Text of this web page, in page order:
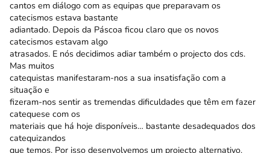
cantos em diálogo com as equipas que preparavam os
catecismos estava bastante
adiantado. Depois da Páscoa ficou claro que os novos
catecismos estavam algo
atrasados. E nós decidimos adiar também o projecto dos cds.
Mas muitos
catequistas manifestaram-nos a sua insatisfação com a
situação e
fizeram-nos sentir as tremendas dificuldades que têm em fazer
catequese com os
materiais que há hoje disponíveis… bastante desadequados dos
catequizandos
que temos. Por isso desenvolvemos um projecto alternativo.